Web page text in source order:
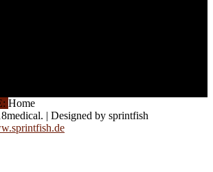
Home
| Designed by sprintfish